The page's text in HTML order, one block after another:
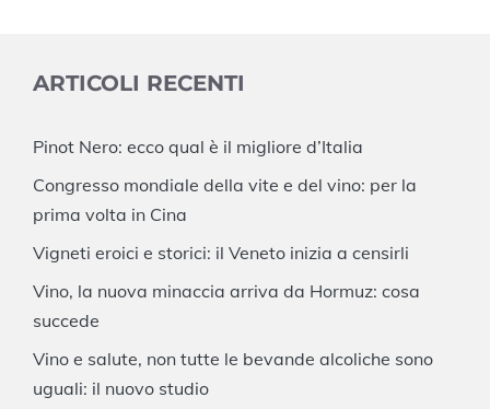
ARTICOLI RECENTI
Pinot Nero: ecco qual è il migliore d’Italia
Congresso mondiale della vite e del vino: per la
prima volta in Cina
Vigneti eroici e storici: il Veneto inizia a censirli
Vino, la nuova minaccia arriva da Hormuz: cosa
succede
Vino e salute, non tutte le bevande alcoliche sono
uguali: il nuovo studio